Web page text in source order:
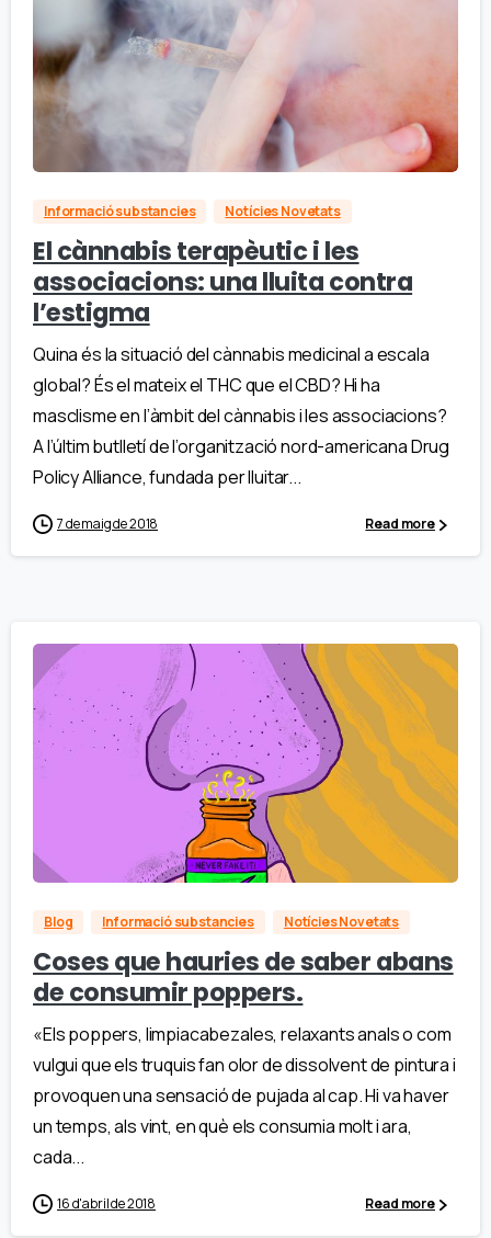
Informació substancies Notícies Novetats
El cànnabis terapèutic i les
associacions: una lluita contra
l’estigma
Quina és la situació del cànnabis medicinal a escala
global? És el mateix el THC que el CBD? Hi ha
masclisme en l’àmbit del cànnabis i les associacions?
A l’últim butlletí de l’organització nord-americana Drug
Policy Alliance, fundada per lluitar...
7 de maig de 2018 Read more
Blog Informació substancies Notícies Novetats
Coses que hauries de saber abans
de consumir poppers.
«Els poppers, limpiacabezales, relaxants anals o com
vulgui que els truquis fan olor de dissolvent de pintura i
provoquen una sensació de pujada al cap. Hi va haver
un temps, als vint, en què els consumia molt i ara,
cada...
16 d'abril de 2018 Read more